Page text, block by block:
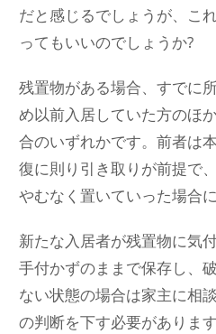
だと感じるでしょうが、こ
ってもいいのでしょうか?
残置物がある場合、すでに
め以前入居していた方のほ
合のいずれかです。前者は
復に則り引き取りが前提で
やむなく置いていった場合
新たな入居者が残置物に気
手付かずのままで保存し、
ない状態の場合は家主に相
の判断を下す必要がありま